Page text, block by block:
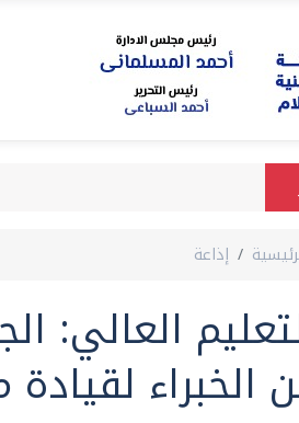
إذاعة
العالي:
الخبراء